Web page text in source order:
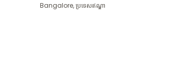
Bangalore,ប្រទេសឥណ្ឌា